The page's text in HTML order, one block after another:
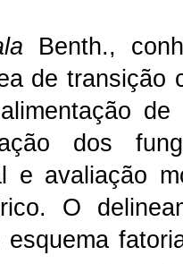
Benth.,
de transição
dos
e avaliação
O
esquema